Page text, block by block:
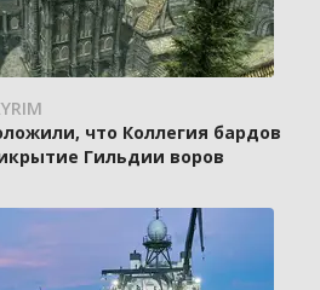
что Коллегия бардов
Гильдии воров